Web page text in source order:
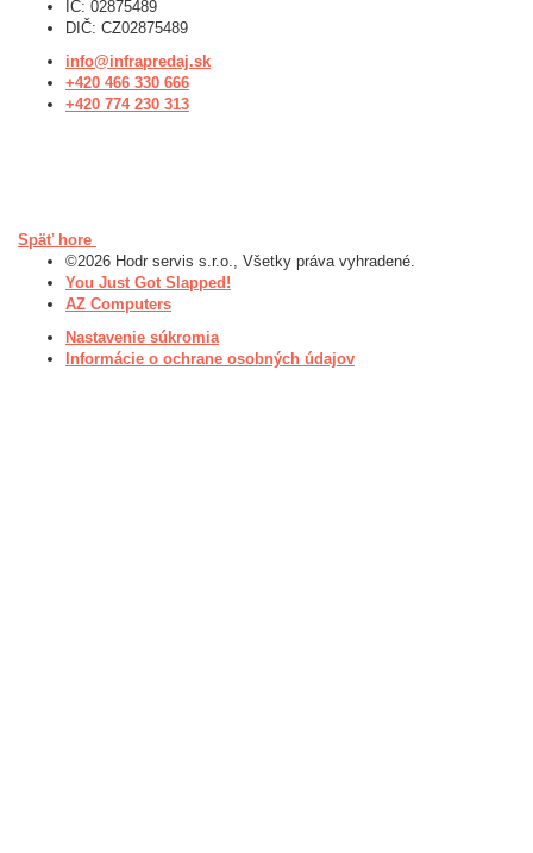
IČ: 02875489
DIČ: CZ02875489
info@infrapredaj.sk
+420 466 330 666
+420 774 230 313
Späť hore
©2026 Hodr servis s.r.o., Všetky práva vyhradené.
You Just Got Slapped!
AZ Computers
Nastavenie súkromia
Informácie o ochrane osobných údajov